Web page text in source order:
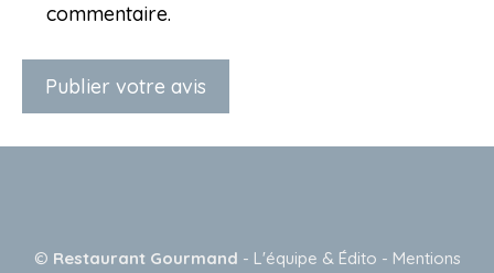
commentaire.
© Restaurant Gourmand - L'équipe & Édito - Mentions